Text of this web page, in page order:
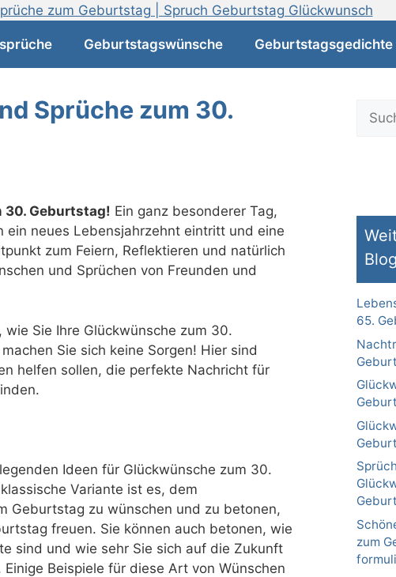
Geburtstagswünsche Geburtstagsgedichte
Sprüche zum 30.
30. Geburtstag! Ein ganz besonderer Tag,
neues Lebensjahrzehnt eintritt und eine
zum Feiern, Reflektieren und natürlich
und Sprüchen von Freunden und
Sie Ihre Glückwünsche zum 30.
Sie sich keine Sorgen! Hier sind
helfen sollen, die perfekte Nachricht für
Ideen für Glückwünsche zum 30.
Variante ist es, dem
Geburtstag zu wünschen und zu betonen,
freuen. Sie können auch betonen, wie
sind und wie sehr Sie sich auf die Zukunft
Beispiele für diese Art von Wünschen
nach:
65.
zum